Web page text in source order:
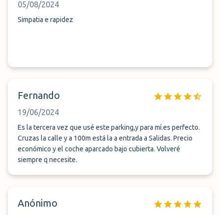
05/08/2024
Simpatia e rapidez
Fernando
19/06/2024
Es la tercera vez que usé este parking,y para mí.es perfecto.
Cruzas la calle y a 100m está la a entrada a Salidas. Precio
económico y el coche aparcado bajo cubierta. Volveré
siempre q necesite.
Anónimo